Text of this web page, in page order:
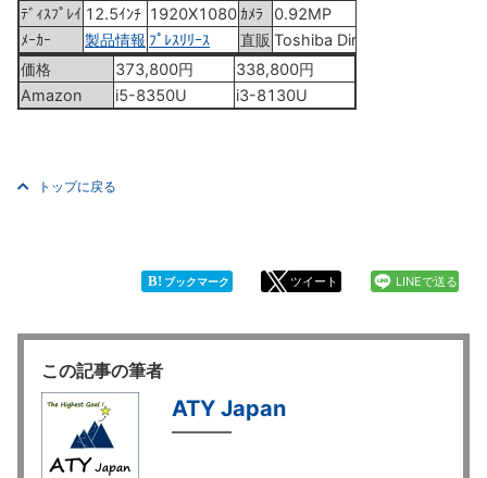
ﾃﾞｨｽﾌﾟﾚｲ 12.5ｲﾝﾁ 1920X1080 ｶﾒﾗ
0.92MP
ﾒｰｶｰ
製品情報 ﾌﾟﾚｽﾘﾘｰｽ 直販 Toshiba Direct
価格
373,800円
338,800円
Amazon
i5-8350U i3-8130U
トップに戻る
B! ブックマーク ツイート LINEで送る
この記事の筆者
ATY Japan